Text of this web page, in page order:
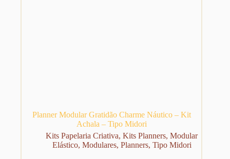
Planner Modular Gratidão Charme Náutico – Kit
Achala – Tipo Midori
Kits Papelaria Criativa,Kits Planners,Modular
Elástico, Modulares, Planners, Tipo Midori